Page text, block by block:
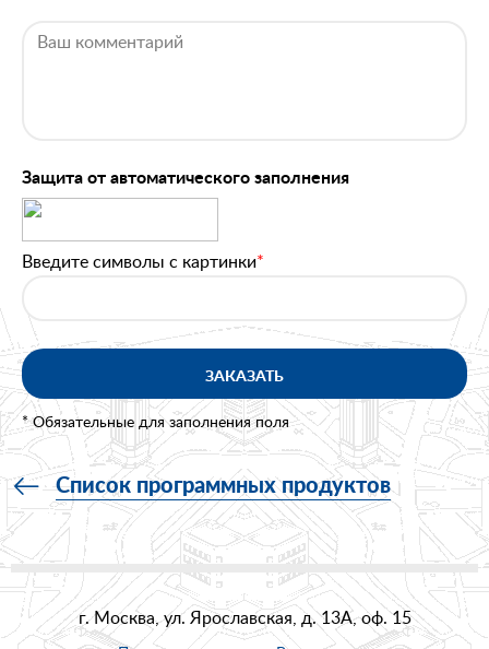
Защита от автоматического заполнения
Введите символы с картинки*
ЗАКАЗАТЬ
* Обязательные для заполнения поля
Список программных продуктов
г. Москва, ул. Ярославская, д. 13А, оф. 15